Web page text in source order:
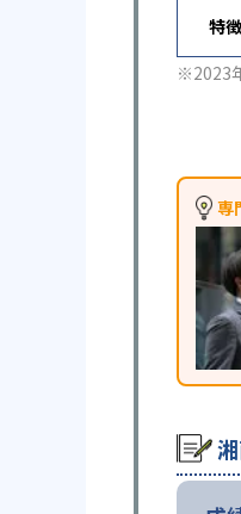
特徴
※2023
専